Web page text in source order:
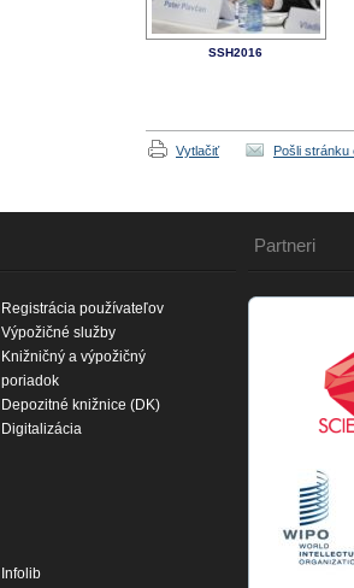
SSH2016
Vytlačiť Pošli stránku
Registrácia používateľov
Výpožičné služby
Knižničný a výpožičný
poriadok
Depozitné knižnice (DK)
Digitalizácia
Infolib
Partneri